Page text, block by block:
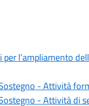
l’ampliamento
- Attività
- Attività di